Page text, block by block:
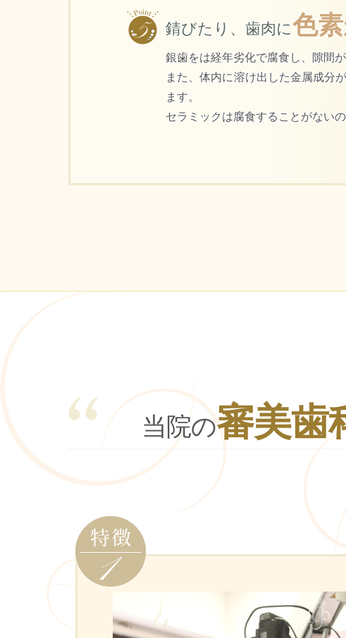
錆びたり、歯肉に色
銀歯をは経年劣化で腐食し、隙間
また、体内に溶け出した金属成分
ます。
セラミックは腐食することがない
当院の審美歯